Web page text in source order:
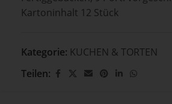
Kartoninhalt 12 Stück
Kategorie: KUCHEN & TORTEN
Teilen: